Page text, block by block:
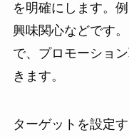
を明確にします。
興味関心などです
で、プロモーショ
きます。
ターゲットを設定